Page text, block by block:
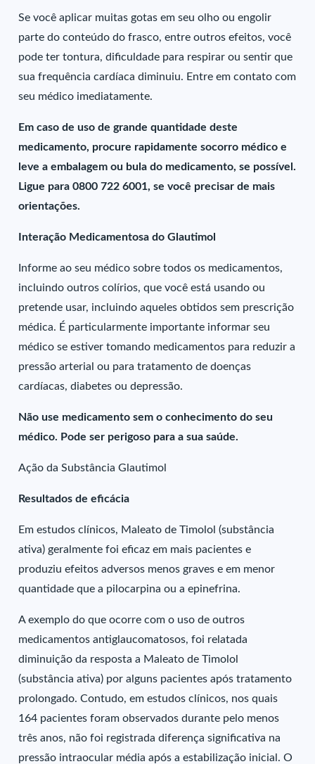
Se você aplicar muitas gotas em seu olho ou engolir
parte do conteúdo do frasco, entre outros efeitos, você
pode ter tontura, dificuldade para respirar ou sentir que
sua frequência cardíaca diminuiu. Entre em contato com
seu médico imediatamente.
Em caso de uso de grande quantidade deste
medicamento, procure rapidamente socorro médico e
leve a embalagem ou bula do medicamento, se possível.
Ligue para 0800 722 6001, se você precisar de mais
orientações.
Interação Medicamentosa do Glautimol
Informe ao seu médico sobre todos os medicamentos,
incluindo outros colírios, que você está usando ou
pretende usar, incluindo aqueles obtidos sem prescrição
médica. É particularmente importante informar seu
médico se estiver tomando medicamentos para reduzir a
pressão arterial ou para tratamento de doenças
cardíacas, diabetes ou depressão.
Não use medicamento sem o conhecimento do seu
médico. Pode ser perigoso para a sua saúde.
Ação da Substância Glautimol
Resultados de eficácia
Em estudos clínicos, Maleato de Timolol (substância
ativa) geralmente foi eficaz em mais pacientes e
produziu efeitos adversos menos graves e em menor
quantidade que a pilocarpina ou a epinefrina.
A exemplo do que ocorre com o uso de outros
medicamentos antiglaucomatosos, foi relatada
diminuição da resposta a Maleato de Timolol
(substância ativa) por alguns pacientes após tratamento
prolongado. Contudo, em estudos clínicos, nos quais
164 pacientes foram observados durante pelo menos
três anos, não foi registrada diferença significativa na
pressão intraocular média após a estabilização inicial. O